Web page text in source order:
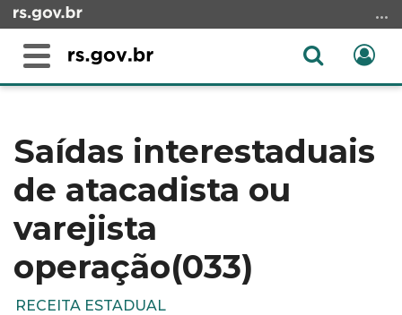
para
conteúdo
menu
para
busca
Alterna
Abrir
conteúdo
Saídas interestaduais
de atacadista ou
varejista
operação(033)
RECEITA ESTADUAL